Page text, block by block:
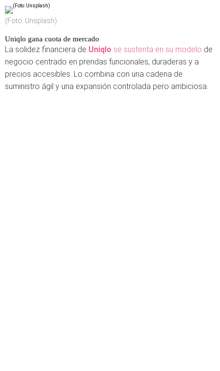
(Foto: Unsplash)
Uniqlo gana cuota de mercado
La solidez financiera de Uniqlo se sustenta en su modelo de
negocio centrado en prendas funcionales, duraderas y a
precios accesibles. Lo combina con una cadena de
suministro ágil y una expansión controlada pero ambiciosa.